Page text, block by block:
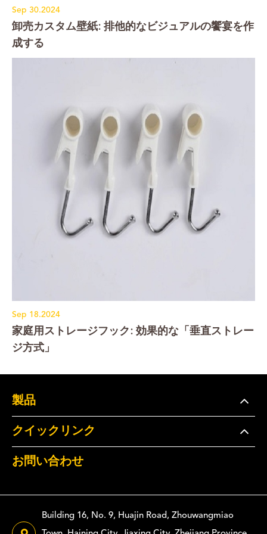
Sep 30.2024
卸売カスタム壁紙: 排他的なビジュアルの饗宴を作
成する
Sep 18.2024
家庭用ストレージフック: 効果的な「垂直ストレー
ジ方式」
製品
クイックリンク
お問い合わせ
Building 16, No. 9, Huajin Road, Zhouwangmiao